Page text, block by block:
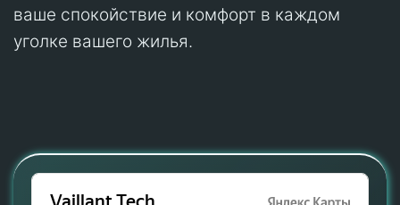
ваше спокойствие и комфорт в каждом
уголке вашего жилья.